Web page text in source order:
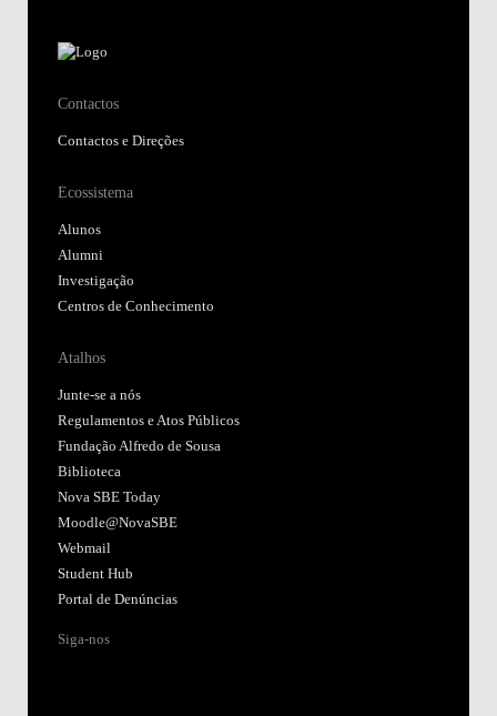
Contactos
Contactos e Direções
Ecossistema
Alunos
Alumni
Investigação
Centros de Conhecimento
Atalhos
Junte-se a nós
Regulamentos e Atos Públicos
Fundação Alfredo de Sousa
Biblioteca
Nova SBE Today
Moodle@NovaSBE
Webmail
Student Hub
Portal de Denúncias
Siga-nos